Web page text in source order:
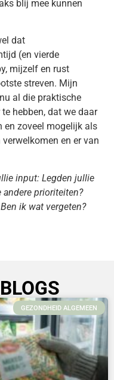
blij mee kunnen
dat
(en vierde
mijzelf en rust
streven. Mijn
al die praktische
hebben, dat we daar
en zoveel mogelijk als
en er van
input: Legden jullie
andere prioriteiten?
ik wat vergeten?
GEZONDHEID ALGEMEEN